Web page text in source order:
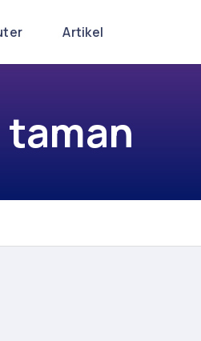
Artikel